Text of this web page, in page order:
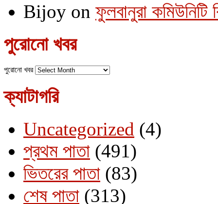
Bijoy on ফুলবানুরা
পুরোনো খবর
পুরোনো খবর
ক্যাটাগরি
Uncategorized (4)
প্রথম পাতা (491)
ভিতরের পাতা (83)
শেষ পাতা (313)